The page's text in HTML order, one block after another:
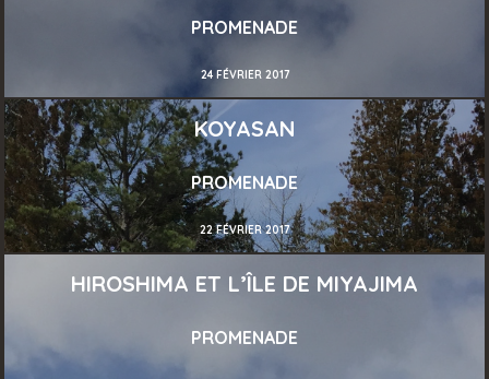
PROMENADE
24 FÉVRIER 2017
KOYASAN
PROMENADE
22 FÉVRIER 2017
HIROSHIMA ET L’ÎLE DE MIYAJIMA
PROMENADE